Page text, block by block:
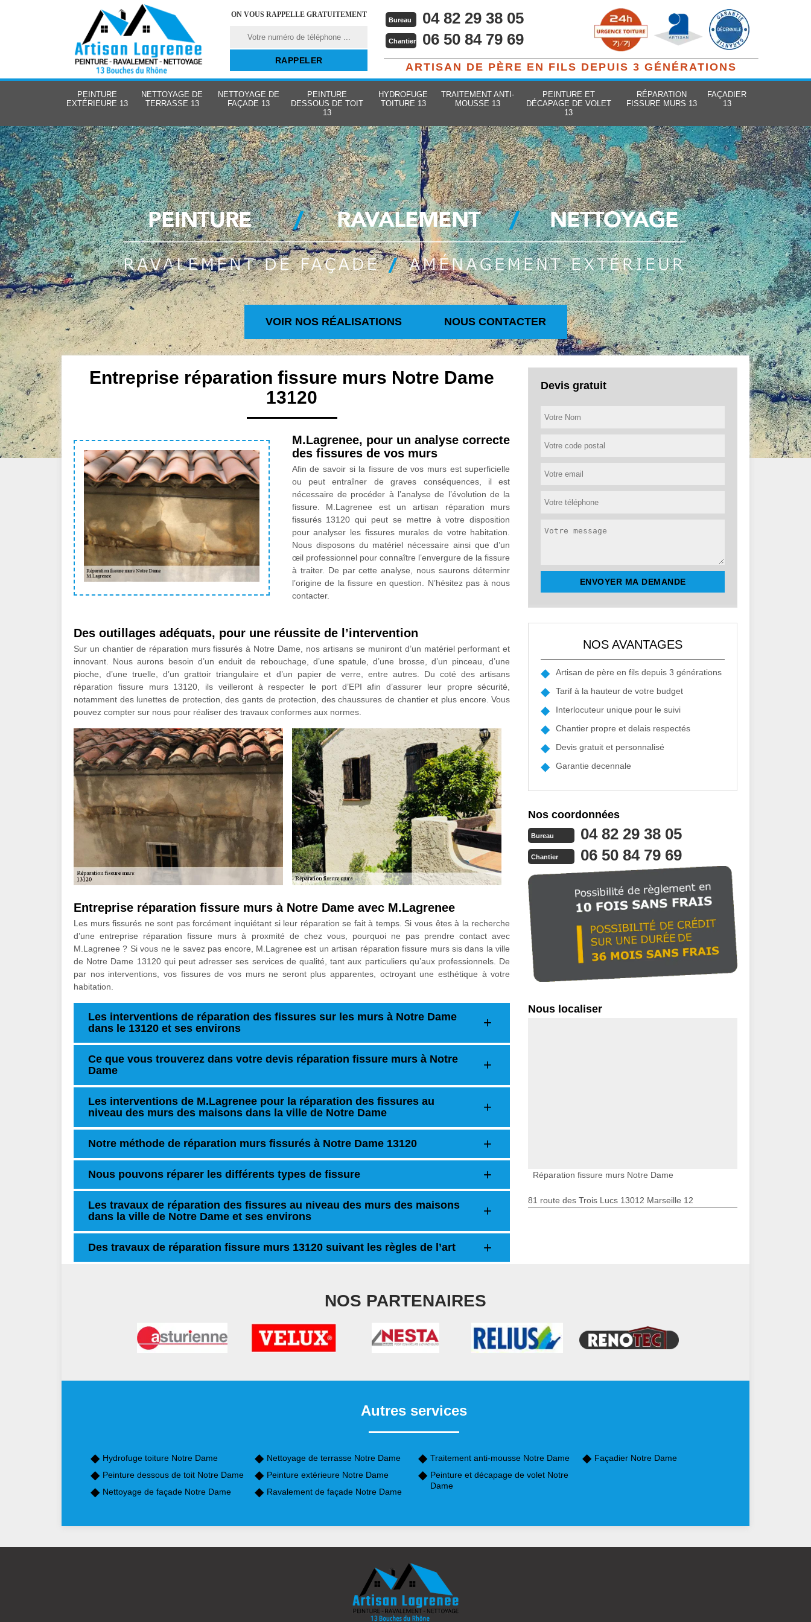
ON VOUS RAPPELLE GRATUITEMENT
Bureau 04 82 29 38 05
Chantier 06 50 84 79 69
ARTISAN DE PÈRE EN FILS DEPUIS 3 GÉNÉRATIONS
PEINTURE
EXTÉRIEURE 13
NETTOYAGE DE
TERRASSE 13
NETTOYAGE DE
FAÇADE 13
PEINTURE
DESSOUS DE TOIT
13
HYDROFUGE
TOITURE 13
TRAITEMENT ANTI-
MOUSSE 13
PEINTURE ET
DÉCAPAGE DE VOLET
13
RÉPARATION
FISSURE MURS 13
FAÇADIER
13
VOIR NOS RÉALISATIONS NOUS CONTACTER
Entreprise réparation fissure murs Notre Dame
13120
M.Lagrenee, pour un analyse correcte
des fissures de vos murs
Afin de savoir si la fissure de vos murs est superficielle
ou peut entraîner de graves conséquences, il est
nécessaire de procéder à l’analyse de l’évolution de la
fissure. M.Lagrenee est un artisan réparation murs
fissurés 13120 qui peut se mettre à votre disposition
pour analyser les fissures murales de votre habitation.
Nous disposons du matériel nécessaire ainsi que d’un
œil professionnel pour connaître l’envergure de la fissure
à traiter. De par cette analyse, nous saurons déterminr
l’origine de la fissure en question. N’hésitez pas à nous
contacter.
Des outillages adéquats, pour une réussite de l’intervention
Sur un chantier de réparation murs fissurés à Notre Dame, nos artisans se muniront d’un matériel performant et
innovant. Nous aurons besoin d’un enduit de rebouchage, d’une spatule, d’une brosse, d’un pinceau, d’une
pioche, d’une truelle, d’un grattoir triangulaire et d’un papier de verre, entre autres. Du coté des artisans
réparation fissure murs 13120, ils veilleront à respecter le port d’EPI afin d’assurer leur propre sécurité,
notamment des lunettes de protection, des gants de protection, des chaussures de chantier et plus encore. Vous
pouvez compter sur nous pour réaliser des travaux conformes aux normes.
Entreprise réparation fissure murs à Notre Dame avec M.Lagrenee
Les murs fissurés ne sont pas forcément inquiétant si leur réparation se fait à temps. Si vous êtes à la recherche
d’une entreprise réparation fissure murs à proxmité de chez vous, pourquoi ne pas prendre contact avec
M.Lagrenee ? Si vous ne le savez pas encore, M.Lagrenee est un artisan réparation fissure murs sis dans la ville
de Notre Dame 13120 qui peut adresser ses services de qualité, tant aux particuliers qu’aux professionnels. De
par nos interventions, vos fissures de vos murs ne seront plus apparentes, octroyant une esthétique à votre
habitation.
Les interventions de réparation des fissures sur les murs à Notre Dame
dans le 13120 et ses environs
Ce que vous trouverez dans votre devis réparation fissure murs à Notre
Dame
Les interventions de M.Lagrenee pour la réparation des fissures au
niveau des murs des maisons dans la ville de Notre Dame
Notre méthode de réparation murs fissurés à Notre Dame 13120
Nous pouvons réparer les différents types de fissure
Les travaux de réparation des fissures au niveau des murs des maisons
dans la ville de Notre Dame et ses environs
Des travaux de réparation fissure murs 13120 suivant les règles de l’art
Devis gratuit
NOS AVANTAGES
Artisan de père en fils depuis 3 générations
Tarif à la hauteur de votre budget
Interlocuteur unique pour le suivi
Chantier propre et delais respectés
Devis gratuit et personnalisé
Garantie decennale
Nos coordonnées
Bureau 04 82 29 38 05
Chantier 06 50 84 79 69
Nous localiser
Réparation fissure murs Notre Dame
81 route des Trois Lucs 13012 Marseille 12
NOS PARTENAIRES
Autres services
Hydrofuge toiture Notre Dame
Peinture dessous de toit Notre Dame
Nettoyage de façade Notre Dame
Nettoyage de terrasse Notre Dame
Peinture extérieure Notre Dame
Ravalement de façade Notre Dame
Traitement anti-mousse Notre Dame
Peinture et décapage de volet Notre
Dame
Façadier Notre Dame